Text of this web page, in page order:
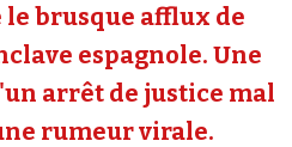
brusque afflux de
espagnole. Une
arrêt de justice mal
rumeur virale.